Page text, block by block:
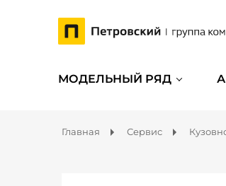
МОДЕЛЬНЫЙ РЯД
Главная Сервис